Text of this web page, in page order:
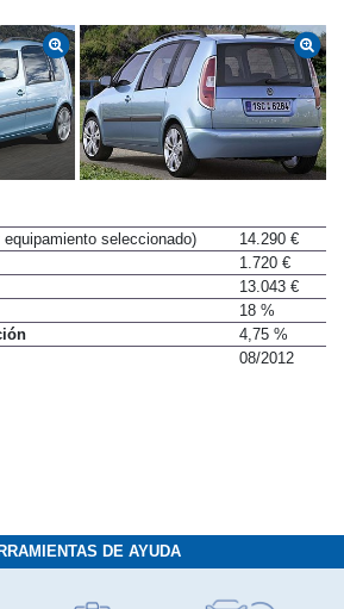
seleccionado)
14.290 €
1.720 €
13.043 €
18 %
4,75 %
08/2012
DE AYUDA